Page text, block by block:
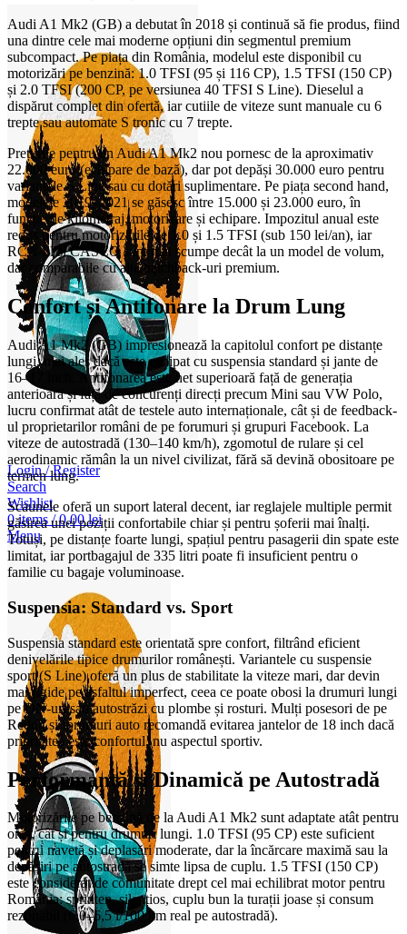
Login / Register
Search
Wishlist
0items / 0,00lei
Menu
Audi A1 Mk2 (GB) a debutat în 2018 și continuă să fie produs, fiind
una dintre cele mai moderne opțiuni din segmentul premium
subcompact. Pe piața din România, modelul este disponibil cu
motorizări pe benzină: 1.0 TFSI (95 și 116 CP), 1.5 TFSI (150 CP)
și 2.0 TFSI (200 CP, pe versiunea 40 TFSI S Line). Dieselul a
dispărut complet din ofertă, iar cutiile de viteze sunt manuale cu 6
trepte sau automate S tronic cu 7 trepte.
Prețurile pentru un Audi A1 Mk2 nou pornesc de la aproximativ
22.000 euro (echipare de bază), dar pot depăși 30.000 euro pentru
variantele S Line sau cu dotări suplimentare. Pe piața second hand,
modelele 2019–2021 se găsesc între 15.000 și 23.000 euro, în
funcție de kilometraj, motorizare și echipare. Impozitul anual este
redus pentru motorizările de 1.0 și 1.5 TFSI (sub 150 lei/an), iar
RCA-ul și CASCO sunt mai scumpe decât la un model de volum,
dar comparabile cu alte hatchback-uri premium.
Confort și Antifonare la Drum Lung
Audi A1 Mk2 (GB) impresionează la capitolul confort pe distanțe
lungi, mai ales dacă este echipat cu suspensia standard și jante de
16–17 inch. Antifonarea este net superioară față de generația
anterioară și față de concurenți direcți precum Mini sau VW Polo,
lucru confirmat atât de testele auto internaționale, cât și de feedback-
ul proprietarilor români de pe forumuri și grupuri Facebook. La
viteze de autostradă (130–140 km/h), zgomotul de rulare și cel
aerodinamic rămân la un nivel civilizat, fără să devină obositoare pe
termen lung.
Scaunele oferă un suport lateral decent, iar reglajele multiple permit
găsirea unei poziții confortabile chiar și pentru șoferii mai înalți.
Totuși, pe distanțe foarte lungi, spațiul pentru pasagerii din spate este
limitat, iar portbagajul de 335 litri poate fi insuficient pentru o
familie cu bagaje voluminoase.
Suspensia: Standard vs. Sport
Suspensia standard este orientată spre confort, filtrând eficient
denivelările tipice drumurilor românești. Variantele cu suspensie
sport (S Line) oferă un plus de stabilitate la viteze mari, dar devin
mai rigide pe asfaltul imperfect, ceea ce poate obosi la drumuri lungi
pe DN-uri sau autostrăzi cu plombe și rosturi. Mulți posesori de pe
Reddit și forumuri auto recomandă evitarea jantelor de 18 inch dacă
prioritatea este confortul, nu aspectul sportiv.
Performanță și Dinamică pe Autostradă
Motorizările pe benzină de la Audi A1 Mk2 sunt adaptate atât pentru
oraș, cât și pentru drumuri lungi. 1.0 TFSI (95 CP) este suficient
pentru navetă și deplasări moderate, dar la încărcare maximă sau la
depășiri pe autostradă se simte lipsa de cuplu. 1.5 TFSI (150 CP)
este considerat de comunitate drept cel mai echilibrat motor pentru
România: sprinten, silențios, cuplu bun la turații joase și consum
rezonabil (6,0–6,5 l/100 km real pe autostradă).